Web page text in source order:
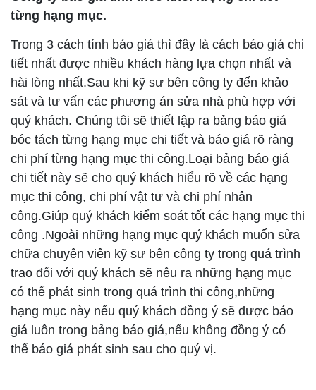
từng hạng mục.
Trong 3 cách tính báo giá thì đây là cách báo giá chi
tiết nhất được nhiều khách hàng lựa chọn nhất và
hài lòng nhất.Sau khi kỹ sư bên công ty đến khảo
sát và tư vấn các phương án sửa nhà phù hợp với
quý khách. Chúng tôi sẽ thiết lập ra bảng báo giá
bóc tách từng hạng mục chi tiết và báo giá rõ ràng
chi phí từng hạng mục thi công.Loại bảng báo giá
chi tiết này sẽ cho quý khách hiểu rõ về các hạng
mục thi công, chi phí vật tư và chi phí nhân
công.Giúp quý khách kiểm soát tốt các hạng mục thi
công .Ngoài những hạng mục quý khách muốn sửa
chữa chuyên viên kỹ sư bên công ty trong quá trình
trao đổi với quý khách sẽ nêu ra những hạng mục
có thể phát sinh trong quá trình thi công,những
hạng mục này nếu quý khách đồng ý sẽ được báo
giá luôn trong bảng báo giá,nếu không đồng ý có
thể báo giá phát sinh sau cho quý vị.